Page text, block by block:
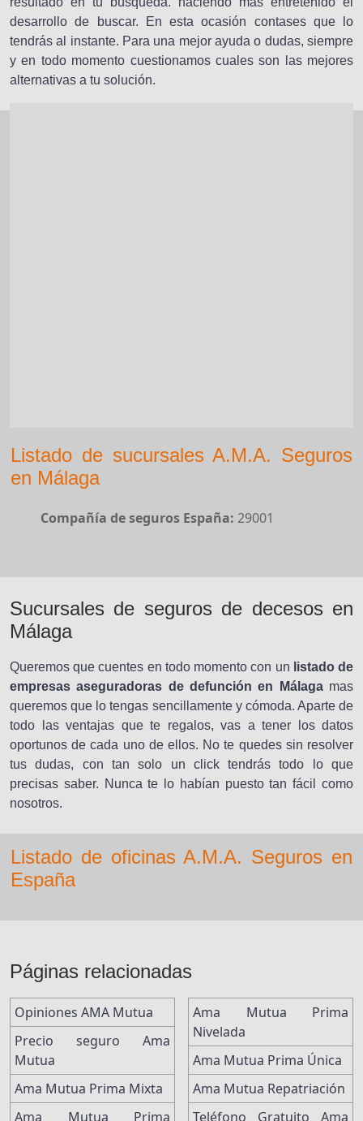
desarrollo de buscar. En esta ocasión contases que lo
tendrás al instante. Para una mejor ayuda o dudas, siempre
y en todo momento cuestionamos cuales son las mejores
alternativas a tu solución.
Listado de sucursales A.M.A. Seguros
en Málaga
Compañía de seguros España: 29001
Sucursales de seguros de decesos en
Málaga
Queremos que cuentes en todo momento con un listado de
empresas aseguradoras de defunción en Málagamas
queremos que lo tengas sencillamente y cómoda. Aparte de
todo las ventajas que te regalos, vas a tener los datos
oportunos de cada uno de ellos. No te quedes sin resolver
tus dudas, con tan solo un click tendrás todo lo que
precisas saber. Nunca te lo habían puesto tan fácil como
nosotros.
Listado de oficinas A.M.A. Seguros en
España
Páginas relacionadas
Opiniones AMA Mutua
Precio seguro Ama
Mutua
Ama Mutua Prima Mixta
Ama Mutua Prima
Ama Mutua Prima
Nivelada
Ama Mutua Prima Única
Ama Mutua Repatriación
Teléfono Gratuito Ama